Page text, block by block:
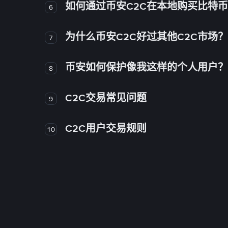
6 如何通过币安C2C在本地购买比特
7 为什么币安C2C好过其他C2C市场？
8 币安如何保护像我这样的个人用户？
9 C2C交易常见问题
10 C2C用户交易规则